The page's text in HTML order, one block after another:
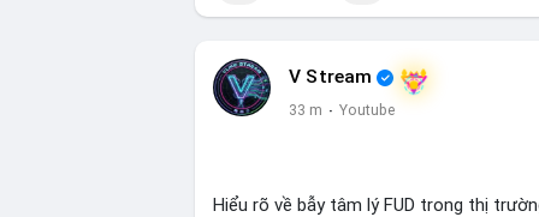
sang ví lạnh để nắm giữ dài hạn. Tín
tại.
Lời khuyên cho nhà đầu tư nhỏ lẻ:
V Stream
33 m · Youtube
Hiểu rõ về bẫy tâm lý FUD trong thị